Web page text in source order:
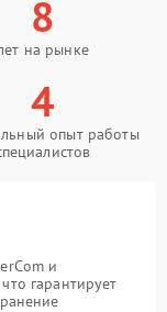
8
на рынке
4
опыт работы
и
гарантирует